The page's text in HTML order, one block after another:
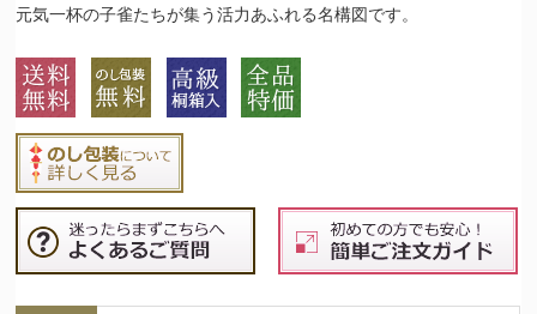
元気一杯の子雀たちが集う活力あふれる名構図です。